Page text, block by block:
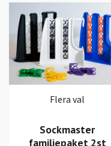
Flera val
Sockmaster
familjepaket 2st